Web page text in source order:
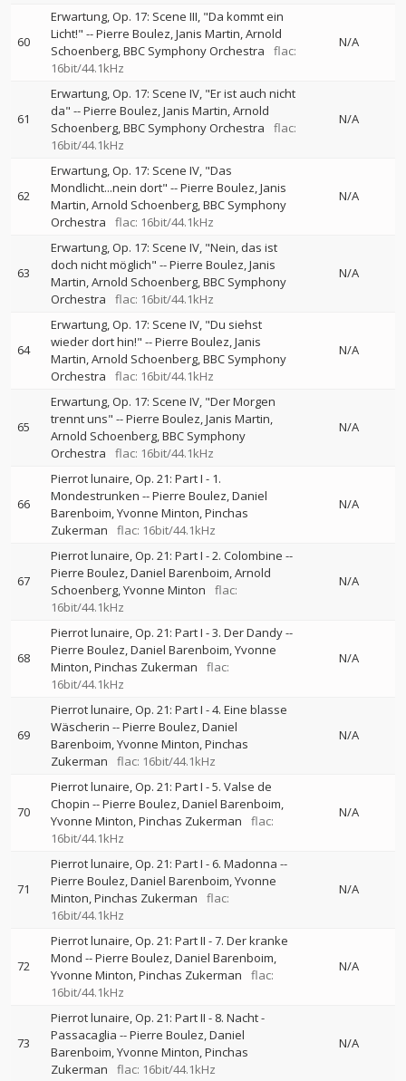
60
Erwartung, Op. 17: Scene III, "Da kommt ein
Licht!" --Pierre Boulez Janis Martin Arnold
Schoenberg BBC Symphony Orchestra
flac:
16bit/44.1kHz
N/A
61
Erwartung, Op. 17: Scene IV, "Er ist auch nicht
da" --Pierre Boulez Janis Martin Arnold
Schoenberg BBC Symphony Orchestra
flac:
16bit/44.1kHz
N/A
62
Erwartung, Op. 17: Scene IV, "Das
Mondlicht...nein dort" --Pierre Boulez Janis
Martin Arnold Schoenberg BBC Symphony
Orchestra
flac: 16bit/44.1kHz
N/A
63
Erwartung, Op. 17: Scene IV, "Nein, das ist
doch nicht möglich" --Pierre Boulez Janis
Martin Arnold Schoenberg BBC Symphony
Orchestra
flac: 16bit/44.1kHz
N/A
64
Erwartung, Op. 17: Scene IV, "Du siehst
wieder dort hin!" --Pierre Boulez Janis
Martin Arnold Schoenberg BBC Symphony
Orchestra
flac: 16bit/44.1kHz
N/A
65
Erwartung, Op. 17: Scene IV, "Der Morgen
trennt uns" --Pierre Boulez Janis Martin
Arnold Schoenberg BBC Symphony
Orchestra
flac: 16bit/44.1kHz
N/A
66
Pierrot lunaire, Op. 21: Part I - 1.
Mondestrunken --Pierre Boulez Daniel
Barenboim Yvonne Minton Pinchas
Zukerman
flac: 16bit/44.1kHz
N/A
67
Pierrot lunaire, Op. 21: Part I - 2. Colombine --
Pierre Boulez Daniel Barenboim Arnold
Schoenberg Yvonne Minton
flac:
16bit/44.1kHz
N/A
68
Pierrot lunaire, Op. 21: Part I - 3. Der Dandy--
Pierre Boulez Daniel Barenboim Yvonne
Minton Pinchas Zukerman
flac:
16bit/44.1kHz
N/A
69
Pierrot lunaire, Op. 21: Part I - 4. Eine blasse
Wäscherin --Pierre Boulez Daniel
Barenboim Yvonne Minton Pinchas
Zukerman
flac: 16bit/44.1kHz
N/A
70
Pierrot lunaire, Op. 21: Part I - 5. Valse de
Chopin --Pierre Boulez Daniel Barenboim
Yvonne Minton Pinchas Zukerman
flac:
16bit/44.1kHz
N/A
71
Pierrot lunaire, Op. 21: Part I - 6. Madonna --
Pierre Boulez Daniel Barenboim Yvonne
Minton Pinchas Zukerman
flac:
16bit/44.1kHz
N/A
72
Pierrot lunaire, Op. 21: Part II - 7. Der kranke
Mond --Pierre Boulez Daniel Barenboim
Yvonne Minton Pinchas Zukerman
flac:
16bit/44.1kHz
N/A
73
Pierrot lunaire, Op. 21: Part II - 8. Nacht -
Passacaglia --Pierre Boulez Daniel
Barenboim Yvonne Minton Pinchas
Zukerman
flac: 16bit/44.1kHz
N/A